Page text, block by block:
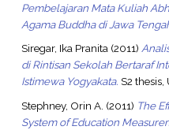
Pembelajaran Mata Kuliah
Agama Buddha di Jawa
Siregar, Ika Pranita (2011)
di Rintisan Sekolah Bertaraf
Istimewa Yogyakata. S2 thesis,
Stephney, Orin A. (2011) The
System of Education